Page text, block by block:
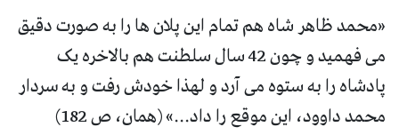
«محمد ظاهر شاه هم تمام این پلان ها را به صورت دقیق
می فهمید و چون 42 سال سلطنت هم بالاخره یک
پادشاه را به ستوه می آرد و لهذا خودش رفت و به سردار
محمد داوود، این موقع را داد...» (همان، ص 182)